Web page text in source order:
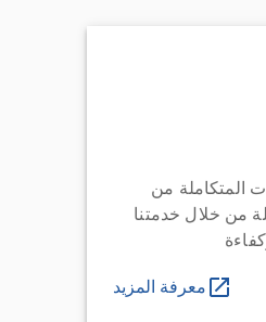
المتكاملة من
من خلال خدمتنا
معرفة المزيد